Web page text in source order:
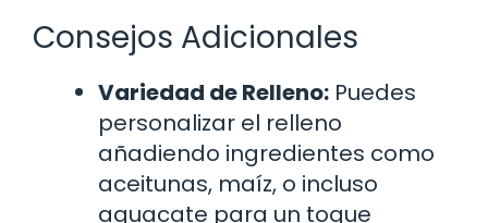
Consejos Adicionales
Variedad de Relleno: Puedes
personalizar el relleno
añadiendo ingredientes como
aceitunas, maíz, o incluso
aguacate para un toque